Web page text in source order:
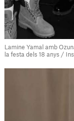
Lamine Yamal amb
la festa dels 18 anys /